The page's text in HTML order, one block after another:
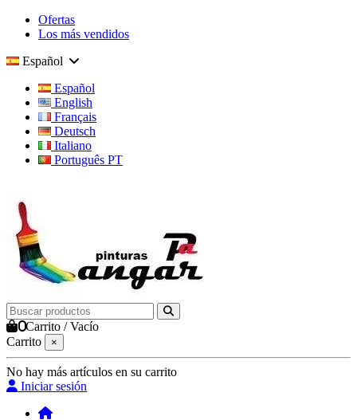
Ofertas
Los más vendidos
Español
Español
English
Français
Deutsch
Italiano
Português PT
0Carrito /Vacío
Carrito
×
No hay más artículos en su carrito
Iniciar sesión